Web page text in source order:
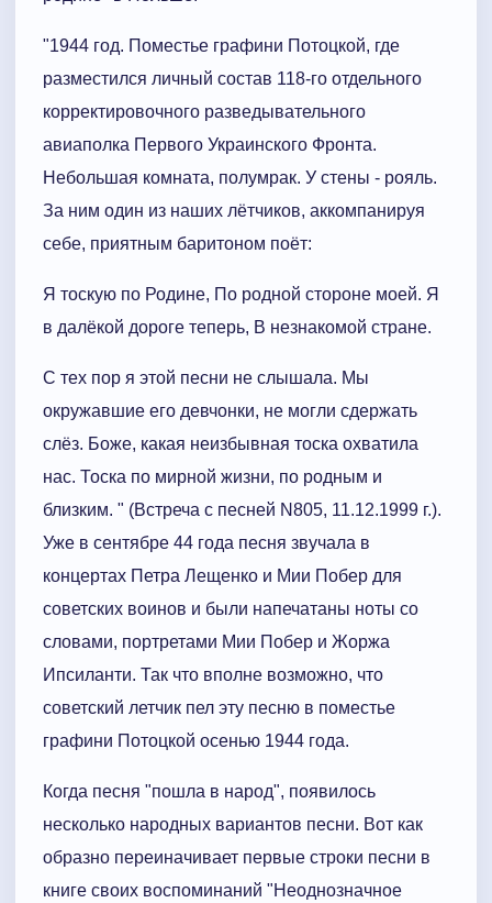
"1944 год. Поместье графини Потоцкой, где
разместился личный состав 118-го отдельного
корректировочного разведывательного
авиaполка Первого Украинского Фронта.
Небольшая комната, полумрак. У стены - рояль.
За ним один из наших лётчиков, аккомпанируя
себе, приятным баритоном поёт:
Я тоскую по Родине, По родной стороне моей. Я
в далёкой дороге теперь, В незнакомой стране.
С тех пор я этой песни не слышала. Мы
окружавшие его девчонки, не могли сдержать
слёз. Боже, какая неизбывная тоска охватила
нас. Тоска по мирной жизни, по родным и
близким. " (Встреча с песней N805, 11.12.1999 г.).
Уже в сентябре 44 года песня звучала в
концертах Петра Лещенко и Мии Побер для
советских воинов и были напечатаны ноты со
словами, портретами Мии Побер и Жоржа
Ипсиланти. Так что вполне возможно, что
советский летчик пел эту песню в поместье
графини Потоцкой осенью 1944 года.
Когда песня "пошла в народ", появилось
несколько народных вариантов песни. Вот как
образно переиначивает первые строки песни в
книге своих воспоминаний "Неоднозначное